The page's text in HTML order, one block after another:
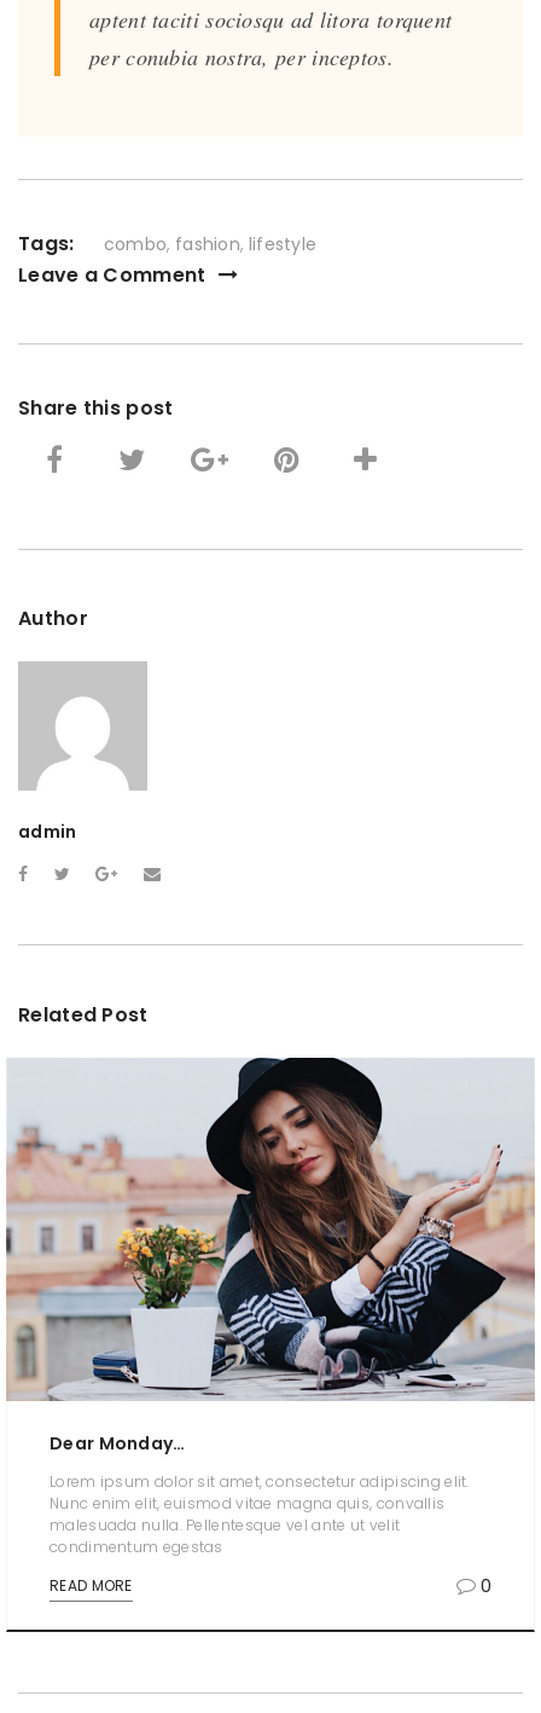
aptent taciti sociosqu ad litora torquent
per conubia nostra, per inceptos.
Tags: combo, fashion, lifestyle
Leave a Comment
Share this post
Author
admin
Related Post
Dear Monday…
Lorem ipsum dolor sit amet, consectetur adipiscing elit.
Nunc enim elit, euismod vitae magna quis, convallis
malesuada nulla. Pellentesque vel ante ut velit
condimentum egestas
READ MORE
0